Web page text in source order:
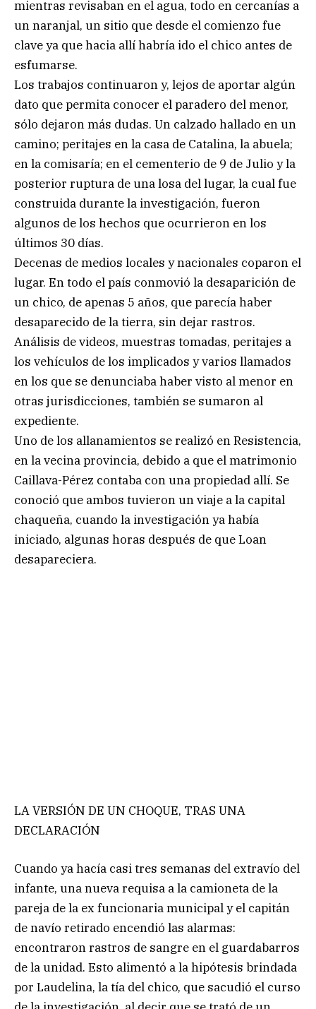
mientras revisaban en el agua, todo en cercanías a
un naranjal, un sitio que desde el comienzo fue
clave ya que hacia allí habría ido el chico antes de
esfumarse.
Los trabajos continuaron y, lejos de aportar algún
dato que permita conocer el paradero del menor,
sólo dejaron más dudas. Un calzado hallado en un
camino; peritajes en la casa de Catalina, la abuela;
en la comisaría; en el cementerio de 9 de Julio y la
posterior ruptura de una losa del lugar, la cual fue
construida durante la investigación, fueron
algunos de los hechos que ocurrieron en los
últimos 30 días.
Decenas de medios locales y nacionales coparon el
lugar. En todo el país conmovió la desaparición de
un chico, de apenas 5 años, que parecía haber
desaparecido de la tierra, sin dejar rastros.
Análisis de videos, muestras tomadas, peritajes a
los vehículos de los implicados y varios llamados
en los que se denunciaba haber visto al menor en
otras jurisdicciones, también se sumaron al
expediente.
Uno de los allanamientos se realizó en Resistencia,
en la vecina provincia, debido a que el matrimonio
Caillava-Pérez contaba con una propiedad allí. Se
conoció que ambos tuvieron un viaje a la capital
chaqueña, cuando la investigación ya había
iniciado, algunas horas después de que Loan
desapareciera.
LA VERSIÓN DE UN CHOQUE, TRAS UNA
DECLARACIÓN
Cuando ya hacía casi tres semanas del extravío del
infante, una nueva requisa a la camioneta de la
pareja de la ex funcionaria municipal y el capitán
de navío retirado encendió las alarmas:
encontraron rastros de sangre en el guardabarros
de la unidad. Esto alimentó a la hipótesis brindada
por Laudelina, la tía del chico, que sacudió el curso